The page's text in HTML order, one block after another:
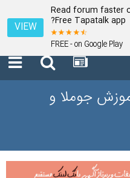
Read forum faster
Free Tapatalk app?
FREE - on Google Play
VIEW
جوملا و